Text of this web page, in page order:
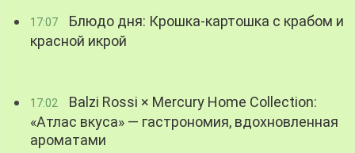
17:07
Блюдо дня: Крошка-картошка с крабом и
красной икрой
17:02
Balzi Rossi × Mercury Home Collection:
«Атлас вкуса» — гастрономия, вдохновленная
ароматами